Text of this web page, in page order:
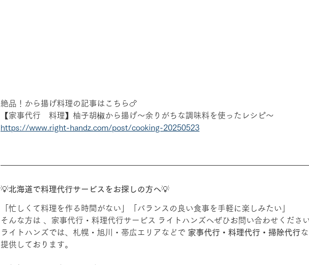
絶品！から揚げ料理の記事はこちら🍗
【家事代行　料理】柚子胡椒から揚げ～余りがちな調味料を使ったレシピ～
https://www.right-handz.com/post/cooking-20250523
💡北海道で料理代行サービスをお探しの方へ💡
「忙しくて料理を作る時間がない」「バランスの良い食事を手軽に楽しみたい」
そんな方は 、家事代行・料理代行サービス ライトハンズへぜひお問い合わせくださ
ライトハンズでは、札幌・旭川・帯広エリアなどで 家事代行・料理代行・掃除代行
提供しております。